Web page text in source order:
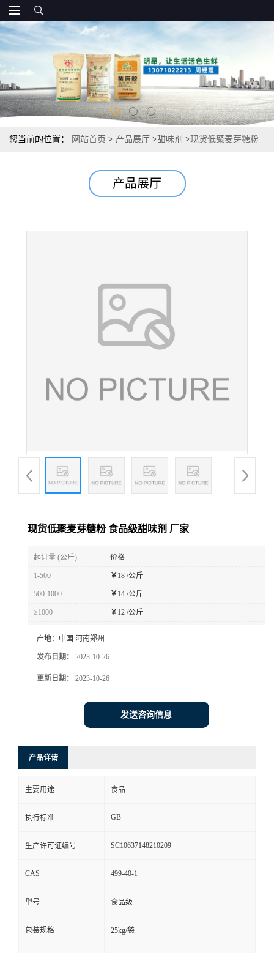
您当前的位置： 网站首页 > 产品展厅 >甜味剂 >现货低聚麦芽糖粉
产品展厅
现货低聚麦芽糖粉 食品级甜味剂 厂家
起订量 (公斤) 价格
1-500 ￥ 18 /公斤
500-1000 ￥ 14 /公斤
≥1000 ￥ 12 /公斤
产地： 中国 河南郑州
发布日期： 2023-10-26
更新日期： 2023-10-26
发送咨询信息
产品详请
主要用途 食品
执行标准 GB
生产许可证编号 SC10637148210209
CAS 499-40-1
型号 食品级
包装规格 25kg/袋